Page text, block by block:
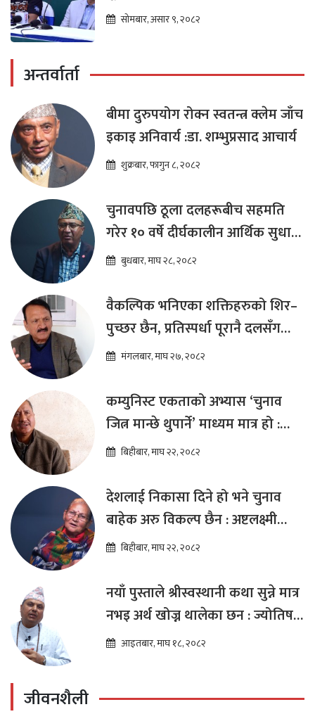
सोमबार, असार ९, २०८२
अन्तर्वार्ता
बीमा दुरुपयोग रोक्न स्वतन्त्र क्लेम जाँच
इकाइ अनिवार्य :डा. शम्भुप्रसाद आचार्य
शुक्रबार, फागुन ८, २०८२
चुनावपछि ठूला दलहरूबीच सहमति
गरेर १० वर्षे दीर्घकालीन आर्थिक सुधार
कार्यक्रम ल्याउनुपर्छ : हेमराज ढकाल
बुधबार, माघ २८, २०८२
वैकल्पिक भनिएका शक्तिहरुको शिर–
पुच्छर छैन, प्रतिस्पर्धा पूरानै दलसँग
हुन्छ : डा.प्रकाश शरण महत
मंगलबार, माघ २७, २०८२
कम्युनिस्ट एकताको अभ्यास ‘चुनाव
जित्न मान्छे थुपार्ने’ माध्यम मात्र हो :
विप्लव
बिहीबार, माघ २२, २०८२
देशलाई निकासा दिने हो भने चुनाव
बाहेक अरु विकल्प छैन : अष्टलक्ष्मी
शाक्यबिहीबार, माघ २२, २०८२
नयाँ पुस्ताले श्रीस्वस्थानी कथा सुन्ने मात्र
नभइ अर्थ खोज्न थालेका छन : ज्योतिष
तारा लोचन न्यौपाने
आइतबार, माघ १८, २०८२
जीवनशैली